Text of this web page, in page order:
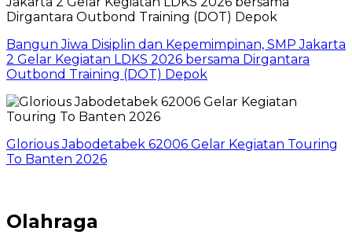
Bangun Jiwa Disiplin dan Kepemimpinan, SMP Jakarta
2 Gelar Kegiatan LDKS 2026 bersama Dirgantara
Outbond Training (DOT) Depok
Glorious Jabodetabek 62006 Gelar Kegiatan Touring
To Banten 2026
Olahraga